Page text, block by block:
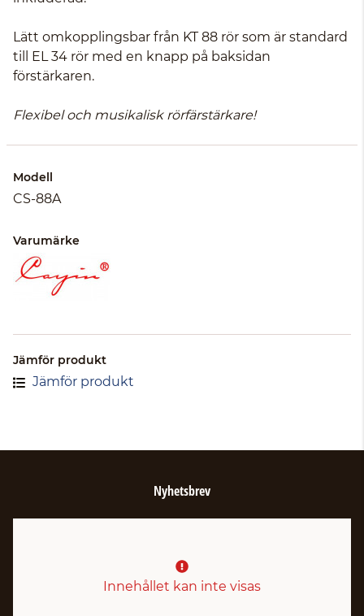
Lätt omkopplingsbar från KT 88 rör som är standard
till EL 34 rör med en knapp på baksidan
förstärkaren.
Flexibel och musikalisk rörfärstärkare!
Modell
CS-88A
Varumärke
Jämför produkt
Jämför produkt
Nyhetsbrev
Innehållet kan inte visas